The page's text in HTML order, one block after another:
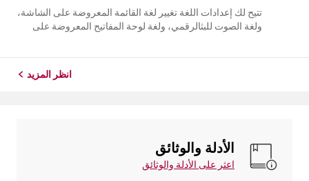
تتيح لك إعدادات اللغة تغيير لغة القائمة المعروضة على الشاشة،
ولغة الصوت للبثالرقمي، ولغة لوحة المفاتيح المعروضة على
انظر المزيد
الأدلة والوثائق
اعثر على الأدلة والوثائق